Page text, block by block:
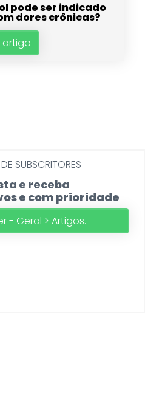
pode ser indicado
dores crônicas?
artigo
SUBSCRITORES
e receba
e com prioridade
- Geral > Artigos.